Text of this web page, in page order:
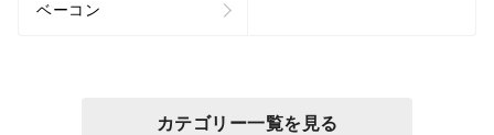
ベーコン
カテゴリー一覧を見る